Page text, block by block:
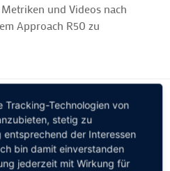
und Videos nach
Approach R50 zu
Tracking-Technologien von
stetig zu
entsprechend der Interessen
bin damit einverstanden
jederzeit mit Wirkung für